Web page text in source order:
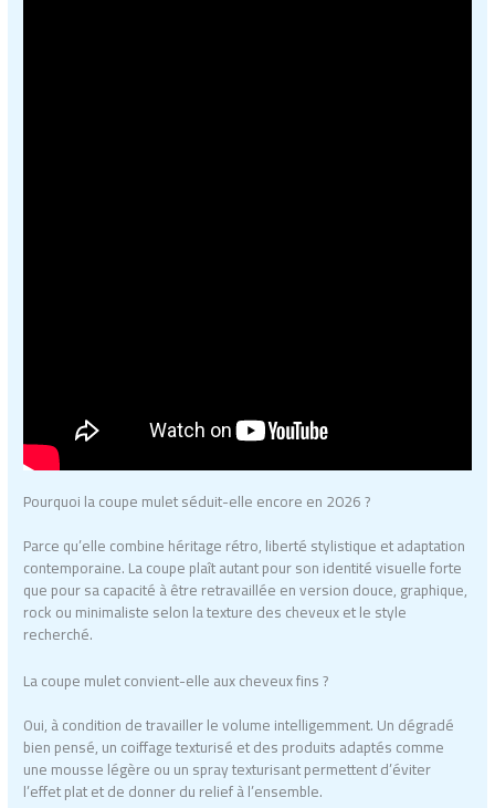
Pourquoi la coupe mulet séduit-elle encore en 2026 ?
Parce qu’elle combine héritage rétro, liberté stylistique et adaptation
contemporaine. La coupe plaît autant pour son identité visuelle forte
que pour sa capacité à être retravaillée en version douce, graphique,
rock ou minimaliste selon la texture des cheveux et le style
recherché.
La coupe mulet convient-elle aux cheveux fins ?
Oui, à condition de travailler le volume intelligemment. Un dégradé
bien pensé, un coiffage texturisé et des produits adaptés comme
une mousse légère ou un spray texturisant permettent d’éviter
l’effet plat et de donner du relief à l’ensemble.